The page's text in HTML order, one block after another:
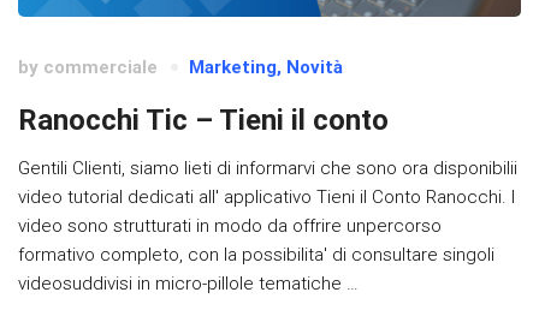
by commerciale Marketing, Novità
Ranocchi Tic – Tieni il conto
Gentili Clienti, siamo lieti di informarvi che sono ora disponibilii
video tutorial dedicati all' applicativo Tieni il Conto Ranocchi. I
video sono strutturati in modo da offrire unpercorso
formativo completo, con la possibilita' di consultare singoli
videosuddivisi in micro-pillole tematiche …